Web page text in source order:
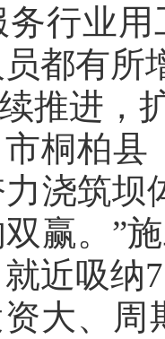
行业
都有所
推进，
桐柏县
浇筑坝
赢。”
近吸纳
大、周